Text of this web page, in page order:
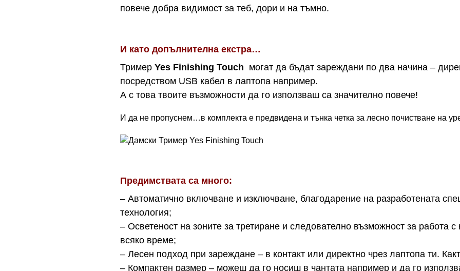
повече добра видимост за теб, дори и на тъмно.
И като допълнителна екстра…
ТримерYes Finishing Touch могат да бъдат зареждани по два начина –
посредством USB кабел в лаптопа например.
А с това твоите възможности да го използваш са значително повече!
И да не пропуснем…в комплекта е предвидена и тънка четка за лесно почистване на
Предимствата са много:
– Автоматично включване и изключване, благодарение на разработената
технология;
– Осветеност на зоните за третиране и следователно възможност за работа
всяко време;
– Лесен подход при зареждане – в контакт или директно чрез лаптопа ти.
– Компактен размер – можеш да го носиш в чантата например и да го